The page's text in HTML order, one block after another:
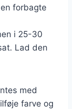
forbagte
i 25-30
Lad den
med
farve og